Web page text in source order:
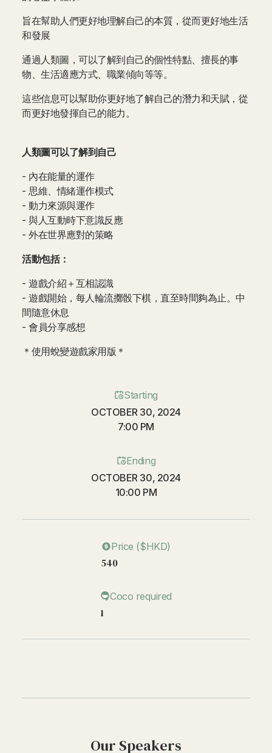
旨在幫助人們更好地理解自己的本質，從而更好地生活
和發展
通過人類圖，可以了解到自己的個性特點、擅長的事
物、生活適應方式、職業傾向等等。
這些信息可以幫助你更好地了解自己的潛力和天賦，從
而更好地發揮自己的能力。
人類圖可以了解到自己
- 內在能量的運作
- 思維、情緒運作模式
- 動力來源與運作
- 與人互動時下意識反應
- 外在世界應對的策略
活動包括：
- 遊戲介紹＋互相認識
- 遊戲開始，每人輪流擲骰下棋，直至時間夠為止。中
間隨意休息
- 會員分享感想
＊使用蛻變遊戲家用版＊
Starting
OCTOBER 30, 2024
7:00 PM
Ending
OCTOBER 30, 2024
10:00 PM
Price ($HKD)
540
Coco required
1
Our Speakers